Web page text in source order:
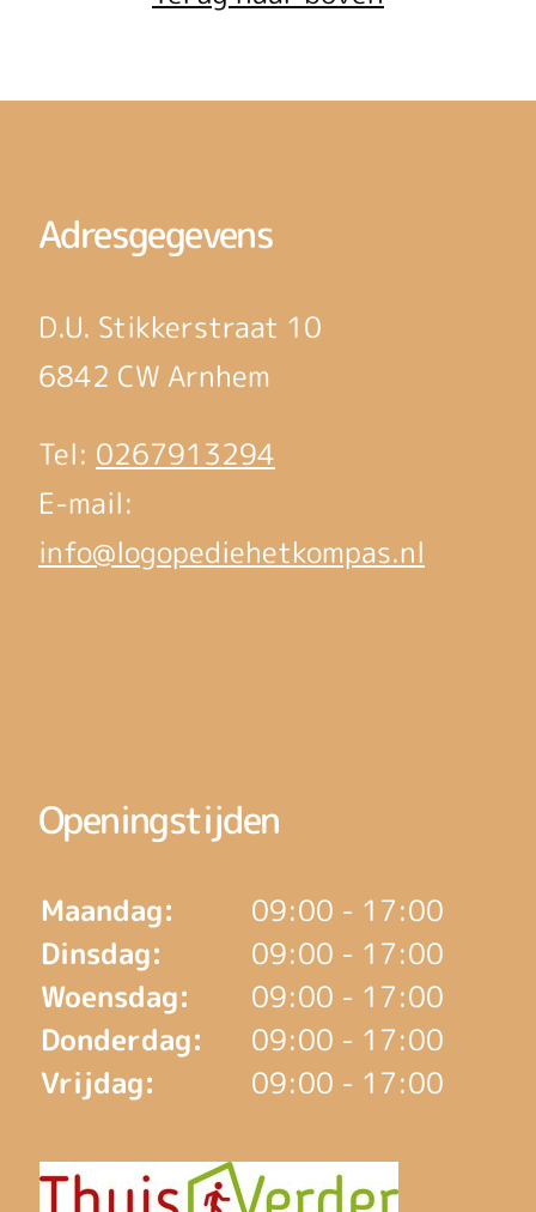
Adresgegevens
D.U. Stikkerstraat 10
6842 CW Arnhem
Tel: 0267913294
E-mail:
info@logopediehetkompas.nl
Openingstijden
Maandag:
09:00 - 17:00
Dinsdag:
09:00 - 17:00
Woensdag:
09:00 - 17:00
Donderdag:
09:00 - 17:00
Vrijdag:
09:00 - 17:00